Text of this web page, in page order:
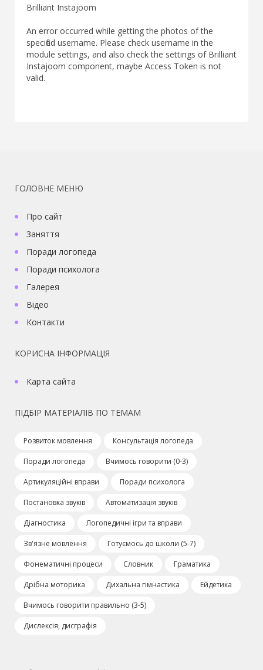
Brilliant Instajoom
An error occurred while getting the photos of the
specified username. Please check username in the
module settings, and also check the settings of Brilliant
Instajoom component, maybe Access Token is not
valid.
ГОЛОВНЕ МЕНЮ
Про сайт
Заняття
Поради логопеда
Поради психолога
Галерея
Відео
Контакти
КОРИСНА ІНФОРМАЦІЯ
Карта сайта
ПІДБІР МАТЕРІАЛІВ ПО ТЕМАМ
Розвиток мовлення Консультація логопеда
Поради логопеда Вчимось говорити (0-3)
Артикуляційні вправи Поради психолога
Постановка звуків Автоматизація звуків
Діагностика Логопедичні ігри та вправи
Зв'язне мовлення Готуємось до школи (5-7)
Фонематичні процеси Словник Граматика
Дрібна моторика Дихальна гімнастика Ейдетика
Вчимось говорити правильно (3-5)
Дислексія, дисграфія